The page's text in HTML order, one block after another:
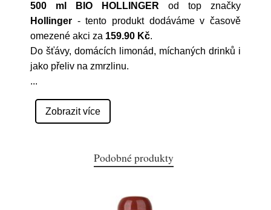
500 ml BIO HOLLINGER od top značky
Hollinger - tento produkt dodáváme v časově
omezené akci za 159.90 Kč.
Do šťávy, domácích limonád, míchaných drinků i
jako přeliv na zmrzlinu.
...
Zobrazit více
Podobné produkty